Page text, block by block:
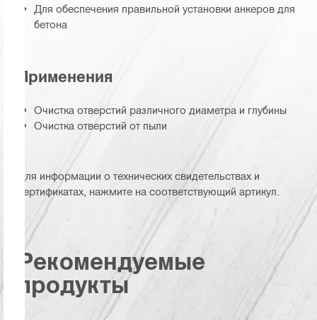
Для обеспечения правильной установки анкеров для
бетона
Применения
Очистка отверстий различного диаметра и глубины
Очистка отверстий от пыли
Для информации о технических свидетельствах и
сертификатах, нажмите на соответствующий артикул.
Рекомендуемые
продукты